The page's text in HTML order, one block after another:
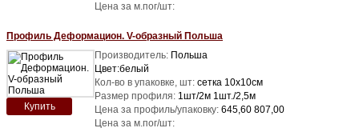
Цена за м.пог/шт:
Профиль Деформацион. V-образный Польша
Купить
Производитель: Польша
Цвет:белый
Кол-во в упаковке, шт: сетка 10х10см
Размер профиля: 1шт/2м 1шт./2,5м
Цена за профиль/упаковку: 645,60 807,00
Цена за м.пог/шт: